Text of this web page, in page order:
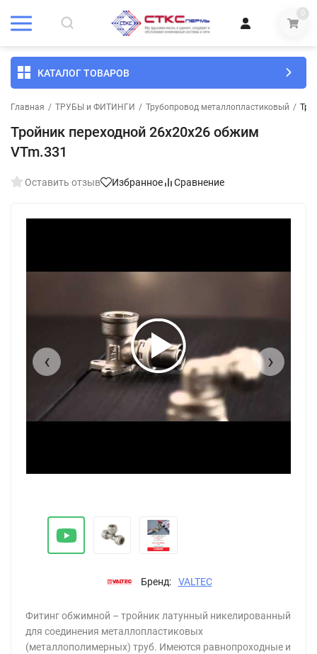
0
КАТАЛОГ ТОВАРОВ
Главная / ТРУБЫ и ФИТИНГИ / Трубопровод металлопластиковый /
Тройник переходной 26х20х26 обжим
VTm.331
Оставить отзыв Избранное Сравнение
‹ ›
Бренд: VALTEC
Фитинг обжимной – тройник латунный никелированный
для соединения металлопластиковых
(металлополимерных) труб. Имеются равнопроходные и